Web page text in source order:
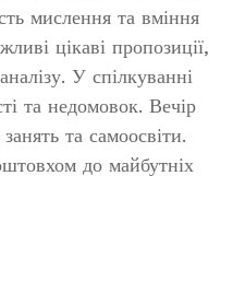
мислення та вміння
цікаві пропозиції,
У спілкуванні
та недомовок. Вечір
та самоосвіти.
до майбутніх